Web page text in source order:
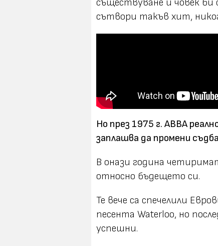
съществуване и човек би
сътвори такъв хит,
Но през 1975 г. ABBA
заплашва да промени
В онази година
относно бъдещето си.
Те вече са спечелили
песента Waterloo, но
успешни.